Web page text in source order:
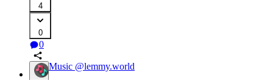
4
0
0
Music @lemmy.world